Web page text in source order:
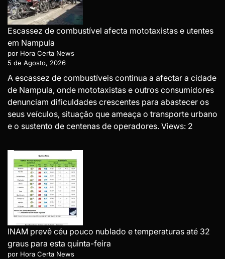
Escassez de combustível afecta mototaxistas e utentes
em Nampula
por Hora Certa News
5 de Agosto, 2026
A escassez de combustíveis continua a afectar a cidade
de Nampula, onde mototaxistas e outros consumidores
denunciam dificuldades crescentes para abastecer os
seus veículos, situação que ameaça o transporte urbano
e o sustento de centenas de operadores. Views: 2
INAM prevê céu pouco nublado e temperaturas até 32
graus para esta quinta-feira
por Hora Certa News